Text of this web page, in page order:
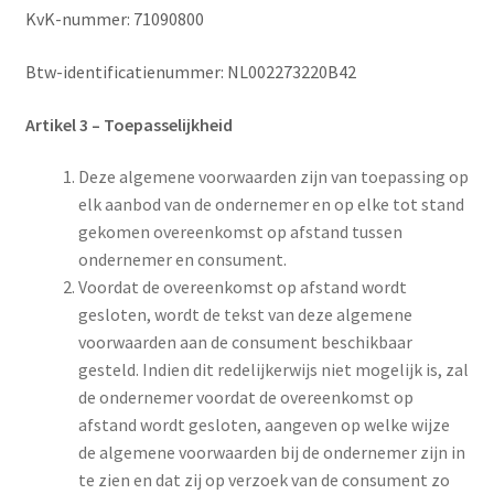
KvK-nummer: 71090800
Btw-identificatienummer: NL002273220B42
Artikel 3 – Toepasselijkheid
Deze algemene voorwaarden zijn van toepassing op
elk aanbod van de ondernemer en op elke tot stand
gekomen overeenkomst op afstand tussen
ondernemer en consument.
Voordat de overeenkomst op afstand wordt
gesloten, wordt de tekst van deze algemene
voorwaarden aan de consument beschikbaar
gesteld. Indien dit redelijkerwijs niet mogelijk is, zal
de ondernemer voordat de overeenkomst op
afstand wordt gesloten, aangeven op welke wijze
de algemene voorwaarden bij de ondernemer zijn in
te zien en dat zij op verzoek van de consument zo